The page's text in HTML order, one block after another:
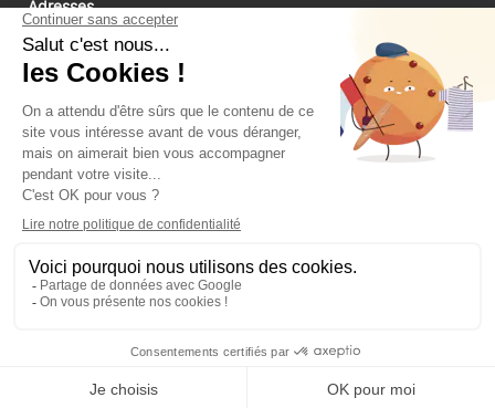
Ajouter au panier
Adresses
Bons de réduction
Mes alertes
Paiements sécurisé
Suivez-nous
Site réalisé par l’agence web MAKEO